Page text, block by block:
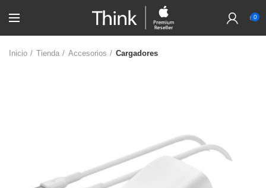
0
Inicio Tienda Accesorios Cargadores